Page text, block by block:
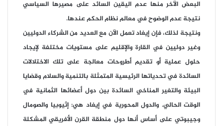
البعض الآخر منها عدم اليقين السائد على مصيرها السياسي
نتيجة عدم الوضوح في معالم نظام الحكم عندها.
ونتيجة لذلك، فإن إيغاد تعمل الآن مع العديد من الشركاء الدوليين
وغير دوليين في القارة والإقليم على مستويات مختلفة لإيجاد
حلول عملية أو تقديم أطروحات معالجة على تلك الاختلالات
السائدة في تحدياتها الرئيسية المتمثلة بالتنمية والسلام وقضايا
البيئة والتغير المناخي السائدة بين دول أعضائها الثمانية في
الوقت الحالي. والدول المحورية في إيغاد هي: إثيوبيا والصومال
وجيبوتي على أساس أنها دول منطقة القرن الأفريقي المشكلة